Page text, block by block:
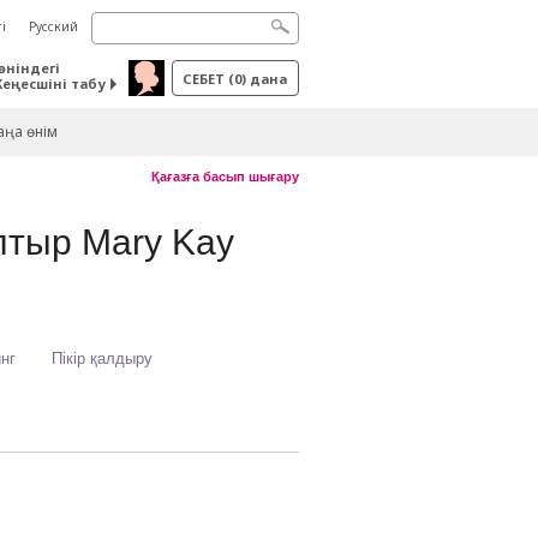
Русский
табу
СЕБЕТ (0) дана
өнім
Қағазға басып шығару
Mary Kay
Пікір қалдыру